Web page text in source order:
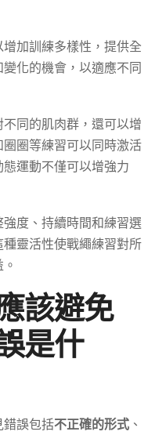
加訓練多樣性，提供全
化的機會，以適應不同
同的肌肉群，還可以增
圈等練習可以同時激活
運動不僅可以增強力
度、持續時間和練習選
靈活性使戰繩練習對所
該避免
是什
錯誤包括不正確的形式 、